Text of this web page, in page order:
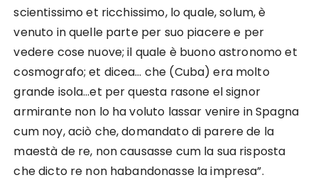
scientissimo et ricchissimo, lo quale, solum, è
venuto in quelle parte per suo piacere e per
vedere cose nuove; il quale è buono astronomo et
cosmografo; et dicea… che (Cuba) era molto
grande isola…et per questa rasone el signor
armirante non lo ha voluto lassar venire in Spagna
cum noy, aciò che, domandato di parere de la
maestà de re, non causasse cum la sua risposta
che dicto re non habandonasse la impresa”.